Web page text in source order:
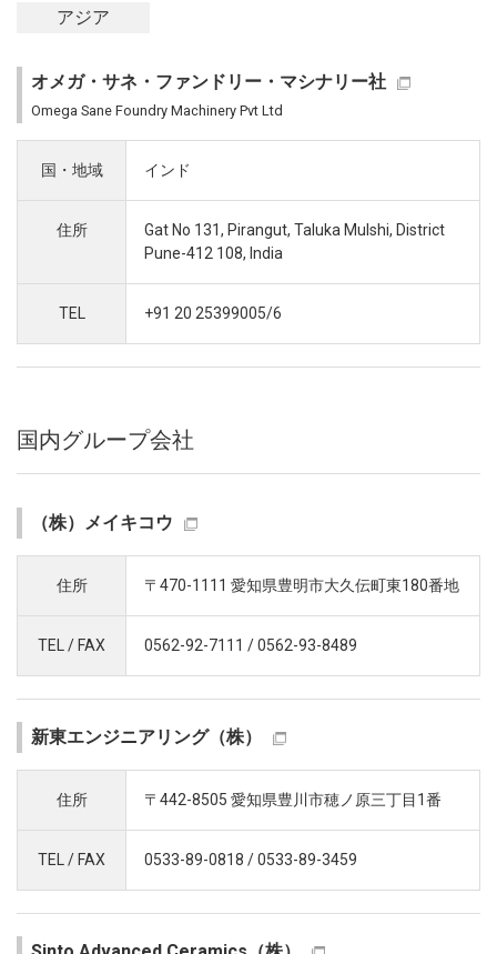
アジア
オメガ・サネ・ファンドリー・マシナリー社
Omega Sane Foundry Machinery Pvt Ltd
国・地域 インド
住所
Gat No 131, Pirangut, Taluka Mulshi, District
Pune-412 108, India
TEL +91 20 25399005/6
国内グループ会社
（株）メイキコウ
住所 〒470-1111 愛知県豊明市大久伝町東180番地
TEL / FAX 0562-92-7111 / 0562-93-8489
新東エンジニアリング（株）
住所 〒442-8505 愛知県豊川市穂ノ原三丁目1番
TEL / FAX 0533-89-0818 / 0533-89-3459